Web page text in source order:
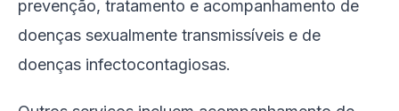
prevenção, tratamento e acompanhamento de
doenças sexualmente transmissíveis e de
doenças infectocontagiosas.